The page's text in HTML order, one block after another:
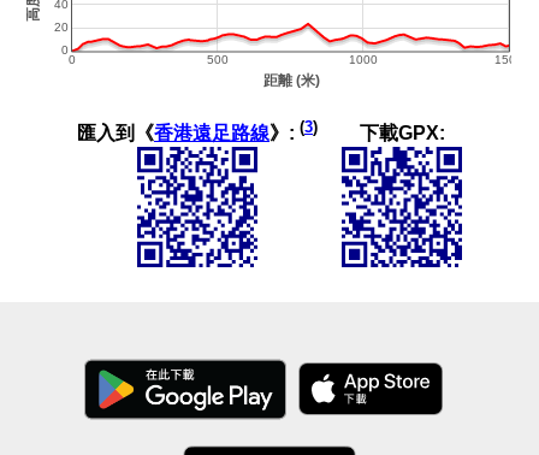
匯入到《香港遠足路線》: (3) 下載GPX: